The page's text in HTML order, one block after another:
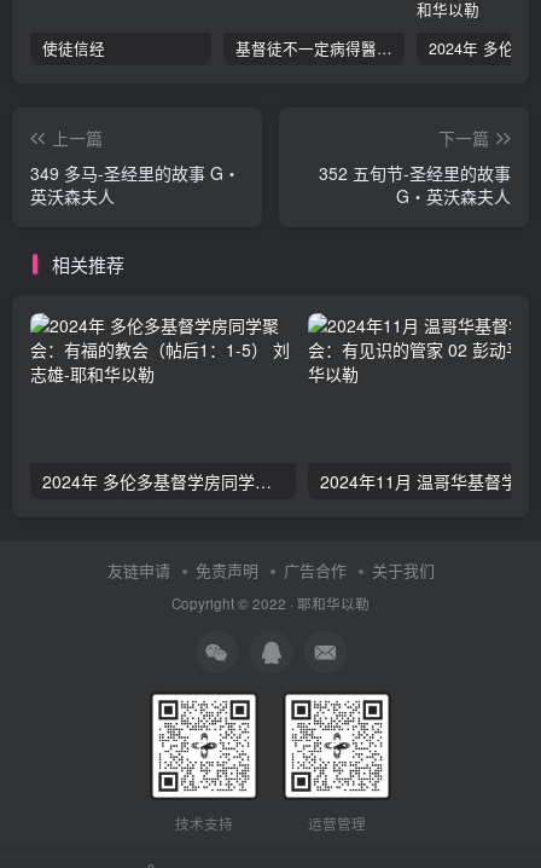
使徒信经 基督徒不一定病得醫治？寇紹恩牧師談基督徒的醫治與盼望
上一篇
349 多马-圣经里的故事 G‧
英沃森夫人
下一篇
352 五旬节-圣经里的故事
G‧英沃森夫人
相关推荐
2024年 多伦多基督学房同学聚会：有福的教会（帖后1：1-5） 刘志雄
友链申请 免责声明 广告合作 关于我们
Copyright © 2022 · 耶和华以勒
技术支持 运营管理